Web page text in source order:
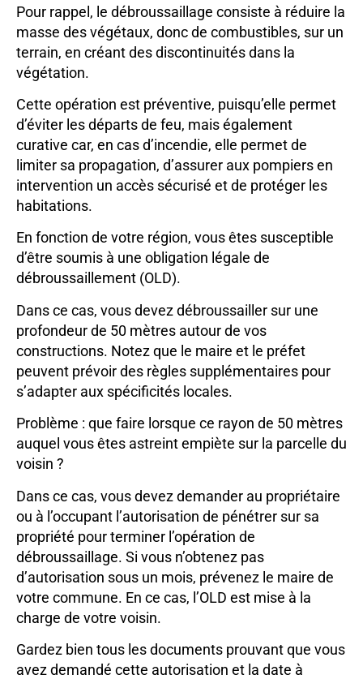
Pour rappel, le débroussaillage consiste à réduire la
masse des végétaux, donc de combustibles, sur un
terrain, en créant des discontinuités dans la
végétation.
Cette opération est préventive, puisqu’elle permet
d’éviter les départs de feu, mais également
curative car, en cas d’incendie, elle permet de
limiter sa propagation, d’assurer aux pompiers en
intervention un accès sécurisé et de protéger les
habitations.
En fonction de votre région, vous êtes susceptible
d’être soumis à une obligation légale de
débroussaillement (OLD).
Dans ce cas, vous devez débroussailler sur une
profondeur de 50 mètres autour de vos
constructions. Notez que le maire et le préfet
peuvent prévoir des règles supplémentaires pour
s’adapter aux spécificités locales.
Problème : que faire lorsque ce rayon de 50 mètres
auquel vous êtes astreint empiète sur la parcelle du
voisin ?
Dans ce cas, vous devez demander au propriétaire
ou à l’occupant l’autorisation de pénétrer sur sa
propriété pour terminer l’opération de
débroussaillage. Si vous n’obtenez pas
d’autorisation sous un mois, prévenez le maire de
votre commune. En ce cas, l’OLD est mise à la
charge de votre voisin.
Gardez bien tous les documents prouvant que vous
avez demandé cette autorisation et la date à